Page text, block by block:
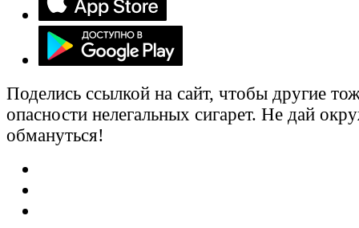
Поделись ссылкой на сайт, чтобы другие
опасности нелегальных сигарет. Не дай
обмануться!